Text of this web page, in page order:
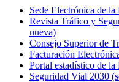
Sede Electrónica de
Revista Tráfico y
nueva)
Consejo Superior de
Facturación
Portal estadístico de
Seguridad Vial 2030